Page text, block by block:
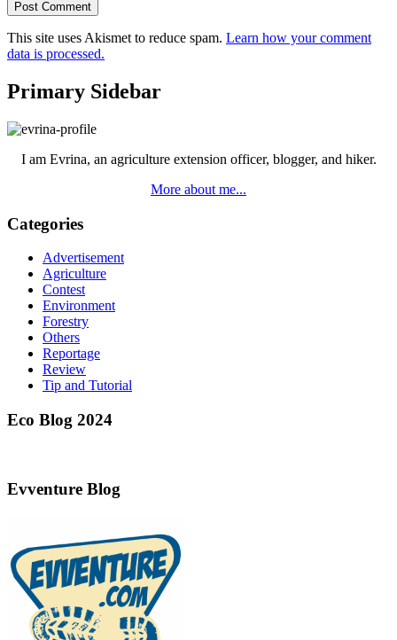
This site uses Akismet to reduce spam. Learn how your comment
data is processed.
Primary Sidebar
I am Evrina, an agriculture extension officer, blogger, and hiker.
More about me...
Categories
Advertisement
Agriculture
Contest
Environment
Forestry
Others
Reportage
Review
Tip and Tutorial
Eco Blog 2024
Evventure Blog